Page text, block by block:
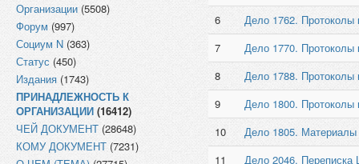
Организации (5508)
Форум (997)
Социум N (363)
Статус (450)
Издания (1743)
ПРИНАДЛЕЖНОСТЬ К
ОРГАНИЗАЦИИ (16412)
ЧЕЙ ДОКУМЕНТ (28648)
КОМУ ДОКУМЕНТ (7231)
6
Дело 1762. Протоколы
7
Дело 1770. Протоколы
8
Дело 1788.
9
Дело 1800. Протоколы
10
Дело 1805.
11
Дело 2046.